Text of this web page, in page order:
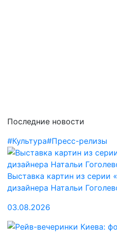
Последние новости
#Культура#Пресс-релизы
Выставка картин из серии
дизайнера Натальи
03.08.2026